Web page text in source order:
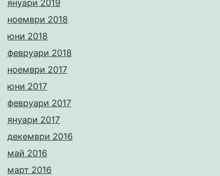
януари 2019
ноември 2018
юни 2018
февруари 2018
ноември 2017
юни 2017
февруари 2017
януари 2017
декември 2016
май 2016
март 2016